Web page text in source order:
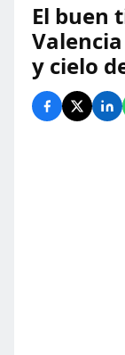
El buen
y cielo